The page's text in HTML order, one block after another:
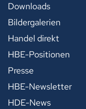
Downloads
Bildergalerien
Handel direkt
HBE-Positionen
Presse
HBE-Newsletter
HDE-News